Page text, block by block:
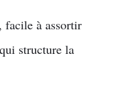
facile à assortir
structure la